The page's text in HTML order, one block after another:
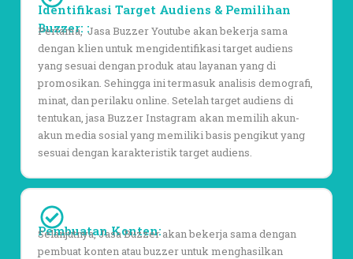
Identifikasi Target Audiens & Pemilihan
Buzzer: :
Pertama, Jasa Buzzer Youtube akan bekerja sama
dengan klien untuk mengidentifikasi target audiens
yang sesuai dengan produk atau layanan yang di
promosikan. Sehingga ini termasuk analisis demografi,
minat, dan perilaku online. Setelah target audiens di
tentukan, jasa Buzzer Instagram akan memilih akun-
akun media sosial yang memiliki basis pengikut yang
sesuai dengan karakteristik target audiens.
Pembuatan Konten:
Selanjutnya, Jasa Buzzer akan bekerja sama dengan
pembuat konten atau buzzer untuk menghasilkan